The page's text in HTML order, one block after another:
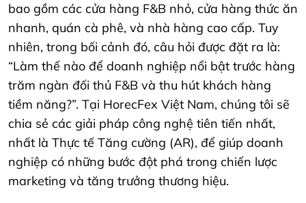
bao gồm các cửa hàng F&B nhỏ, cửa hàng thức ăn
nhanh, quán cà phê, và nhà hàng cao cấp. Tuy
nhiên, trong bối cảnh đó, câu hỏi được đặt ra là:
“Làm thế nào để doanh nghiệp nổi bật trước hàng
trăm ngàn đối thủ F&B và thu hút khách hàng
tiềm năng?”. Tại HorecFex Việt Nam, chúng tôi sẽ
chia sẻ các giải pháp công nghệ tiên tiến nhất,
nhất là Thực tế Tăng cường (AR), để giúp doanh
nghiệp có những bước đột phá trong chiến lược
marketing và tăng trưởng thương hiệu.